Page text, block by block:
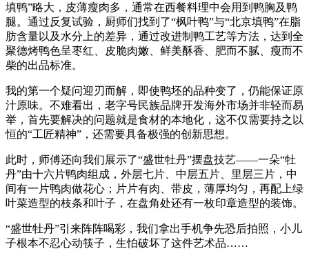
填鸭”略大，皮薄瘦肉多，通常在西餐料理中会用到鸭胸及鸭
腿。通过反复试验，厨师们找到了“枫叶鸭”与“北京填鸭”在脂
肪含量以及水分上的差异，通过改进制鸭工艺等方法，达到全
聚德烤鸭色呈枣红、皮脆肉嫩、鲜美酥香、肥而不腻、瘦而不
柴的出品标准。
我的第一个疑问迎刃而解，即使鸭坯的品种变了，仍能保证原
汁原味。不难看出，老字号民族品牌开发海外市场并非轻而易
举，首先要解决的问题就是食材的本地化，这不仅需要持之以
恒的“工匠精神”，还需要具备极强的创新思想。
此时，师傅还向我们展示了“盛世牡丹”摆盘技艺——一朵“牡
丹”由十六片鸭肉组成，外层七片、中层五片、里层三片，中
间有一片鸭肉做花心；片片有肉、带皮，薄厚均匀，再配上绿
叶菜造型的枝条和叶子，在盘角处还有一枚印章造型的装饰。
“盛世牡丹”引来阵阵喝彩，我们拿出手机争先恐后拍照，小儿
子根本不忍心动筷子，生怕破坏了这件艺术品……